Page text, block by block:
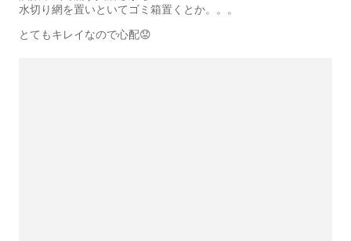
水切り網を置いといてゴミ箱置くとか。。。
とてもキレイなので心配😟